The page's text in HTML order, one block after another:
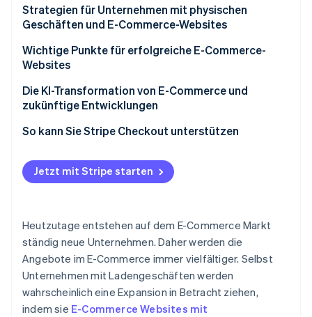
E-Commerce-Malls
Grenzüberschreitender E-Commerce:
Strategien für Unternehmen mit physischen
Geschäften und E-Commerce-Websites
Omnichannel
Wichtige Punkte für erfolgreiche E-Commerce-
Websites
Forschung betreiben und Daten analysieren
Kundenbindung verbessern
Schaufensterfronten für mehrere E-Commerce-
Malls erstellen
Komfort im Fokus
Die KI-Transformation von E-Commerce und
zukünftige Entwicklungen
So kann Sie Stripe Checkout unterstützen
Jetzt mit Stripe starten
Heutzutage entstehen auf dem E-Commerce Markt
ständig neue Unternehmen. Daher werden die
Angebote im E-Commerce immer vielfältiger. Selbst
Unternehmen mit Ladengeschäften werden
wahrscheinlich eine Expansion in Betracht ziehen,
indem sie E-Commerce Websites mit